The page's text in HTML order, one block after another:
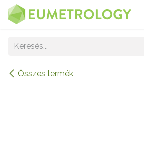
Kihagyás és továbblépés a tartalomhoz
Összes termék